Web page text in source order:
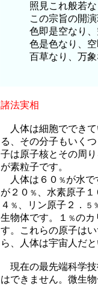
照見これ般若な
この宗旨の開演現
色即是空なり、空
色是色なり、空即
百草なり、万象
諸法実相
人体は細胞でできて
る、その分子もいく
子は原子核とその周
が素粒子です。
人体は６０ ％ が水で
が２０ ％ 、水素原子１
４ ％ 、リン原子２． ５
生物体です。１ ％のカ
す。これらの原子は
ら、人体は宇宙人だ
現在の最先端科学技
はできません。微生